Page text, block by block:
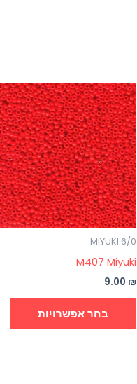
MIYUKI 6/0
M407 Miyuki
9.00 ₪
בחר אפשרויות
זה
יש